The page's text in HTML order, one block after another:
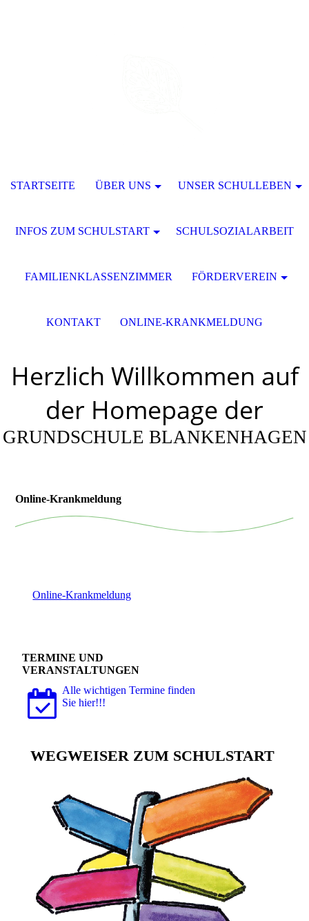
Herzlich Willkommen auf
der Homepage der
GRUNDSCHULE BLANKENHAGEN
Online-Krankmeldung
Online-Krankmeldung
TERMINE UND
VERANSTALTUNGEN
Alle wichtigen Termine finden
Sie hier!!!
WEGWEISER ZUM SCHULSTART
STARTSEITE ÜBER UNS UNSER SCHULLEBEN
INFOS ZUM SCHULSTART SCHULSOZIALARBEIT
FAMILIENKLASSENZIMMER FÖRDERVEREIN
KONTAKT ONLINE-KRANKMELDUNG